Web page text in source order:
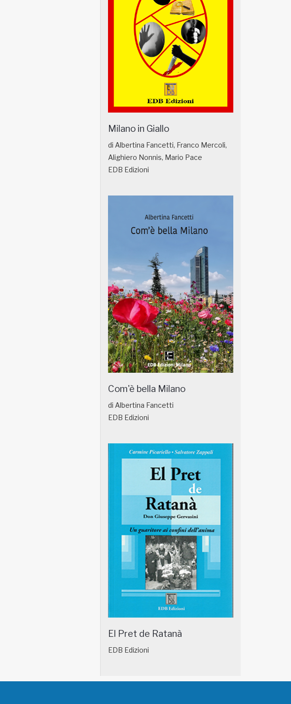
Milano in Giallo
di Albertina Fancetti, Franco Mercoli,
Alighiero Nonnis, Mario Pace
EDB Edizioni
Com'è bella Milano
di Albertina Fancetti
EDB Edizioni
El Pret de Ratanà
EDB Edizioni